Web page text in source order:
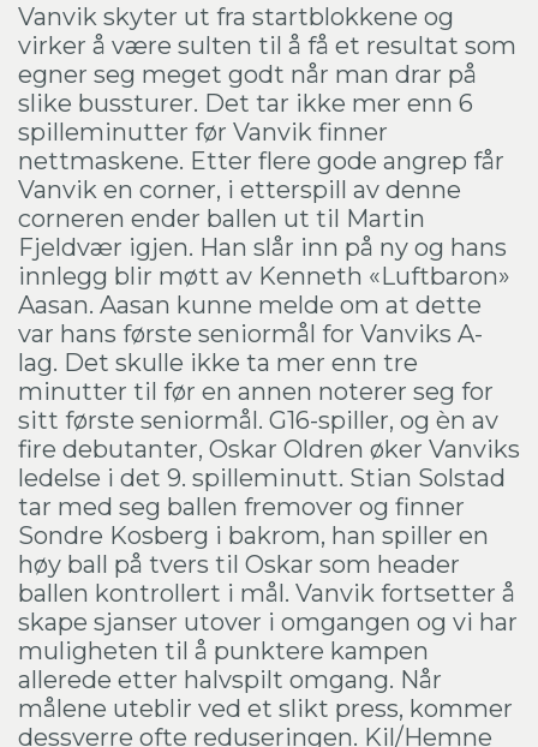
Vanvik skyter ut fra startblokkene og
virker å være sulten til å få et resultat som
egner seg meget godt når man drar på
slike bussturer. Det tar ikke mer enn 6
spilleminutter før Vanvik finner
nettmaskene. Etter flere gode angrep får
Vanvik en corner, i etterspill av denne
corneren ender ballen ut til Martin
Fjeldvær igjen. Han slår inn på ny og hans
innlegg blir møtt av Kenneth «Luftbaron»
Aasan. Aasan kunne melde om at dette
var hans første seniormål for Vanviks A-
lag. Det skulle ikke ta mer enn tre
minutter til før en annen noterer seg for
sitt første seniormål. G16-spiller, og èn av
fire debutanter, Oskar Oldren øker Vanviks
ledelse i det 9. spilleminutt. Stian Solstad
tar med seg ballen fremover og finner
Sondre Kosberg i bakrom, han spiller en
høy ball på tvers til Oskar som header
ballen kontrollert i mål. Vanvik fortsetter å
skape sjanser utover i omgangen og vi har
muligheten til å punktere kampen
allerede etter halvspilt omgang. Når
målene uteblir ved et slikt press, kommer
dessverre ofte reduseringen. Kil/Hemne